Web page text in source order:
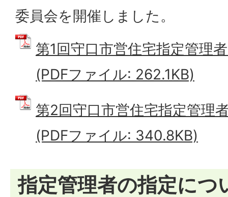
委員会を開催しました。
第1回守口市営住宅指定管理
(PDFファイル: 262.1KB)
第2回守口市営住宅指定管理
(PDFファイル: 340.8KB)
指定管理者の指定につ